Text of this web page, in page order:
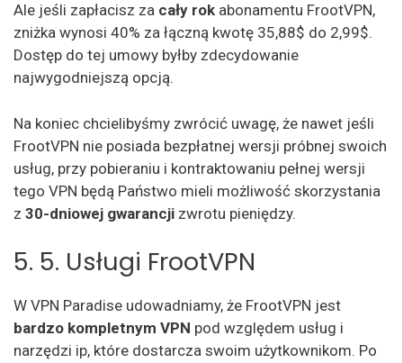
Ale jeśli zapłacisz za cały rok abonamentu FrootVPN,
zniżka wynosi 40% za łączną kwotę 35,88$ do 2,99$.
Dostęp do tej umowy byłby zdecydowanie
najwygodniejszą opcją.
Na koniec chcielibyśmy zwrócić uwagę, że nawet jeśli
FrootVPN nie posiada bezpłatnej wersji próbnej swoich
usług, przy pobieraniu i kontraktowaniu pełnej wersji
tego VPN będą Państwo mieli możliwość skorzystania
z 30-dniowej gwarancji zwrotu pieniędzy.
5. 5. Usługi FrootVPN
W VPN Paradise udowadniamy, że FrootVPN jest
bardzo kompletnym VPN pod względem usług i
narzędzi ip, które dostarcza swoim użytkownikom. Po